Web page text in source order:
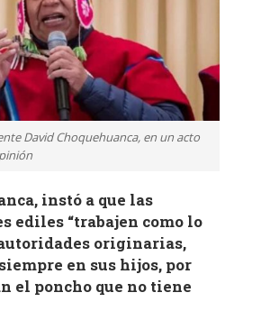
David Choquehuanca, en un acto
instó a que las
ediles “trabajen como lo
originarias,
en sus hijos, por
el poncho que no tiene